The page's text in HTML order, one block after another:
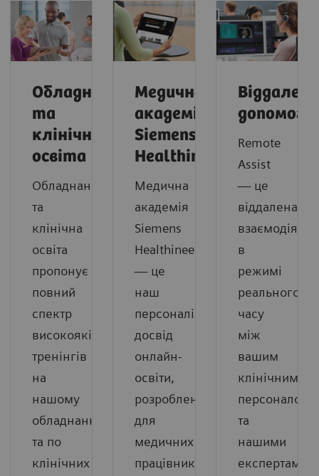
Обладнання
та
клінічна
освіта
Обладнання
та
клінічна
освіта
пропонує
повний
спектр
високоякісних
тренінгів
на
нашому
обладнанні
та по
клінічних
Медична
академія
Siemens
Healthineers
Медична
академія
Siemens
Healthineers
— це
наш
персоналізований
досвід
онлайн-
освіти,
розроблений
для
медичних
працівників
Віддалена
допомога
Remote
Assist
— це
віддалена
взаємодія
в
режимі
реального
часу
між
вашим
клінічним
персоналом
та
нашими
експертами